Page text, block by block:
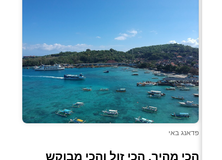
פדאנג באי
הכי מהיר, הכי זול והכי מבוקש